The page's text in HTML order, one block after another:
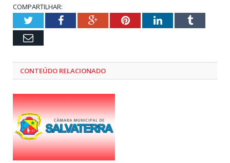
COMPARTILHAR:
TwitterFacebookGoogle+PinterestLinkedInTumblr
Email
CONTEÚDO RELACIONADO